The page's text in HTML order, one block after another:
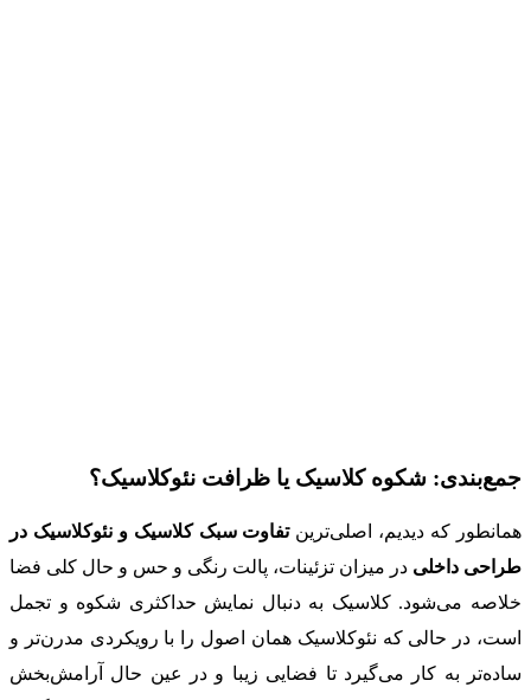
جمع‌بندی: شکوه کلاسیک یا ظرافت نئوکلاسیک؟
همانطور که دیدیم، اصلی‌ترینتفاوت سبک کلاسیک و نئوکلاسیک در
طراحی داخلی در میزان تزئینات، پالت رنگی و حس و حال کلی فضا
خلاصه می‌شود. کلاسیک به دنبال نمایش حداکثری شکوه و تجمل
است، در حالی که نئوکلاسیک همان اصول را با رویکردی مدرن‌تر و
ساده‌تر به کار می‌گیرد تا فضایی زیبا و در عین حال آرامش‌بخش